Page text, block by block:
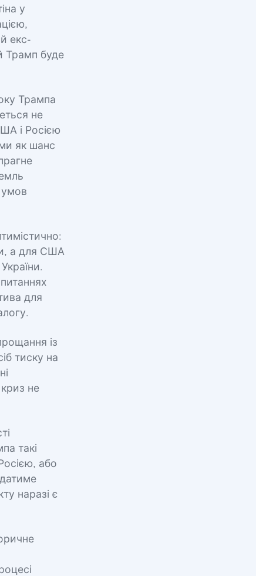
у
екс-
Трамп буде
Трампа
не
і Росією
як шанс
умов
а для США
для
із
тиску на
не
такі
або
наразі є